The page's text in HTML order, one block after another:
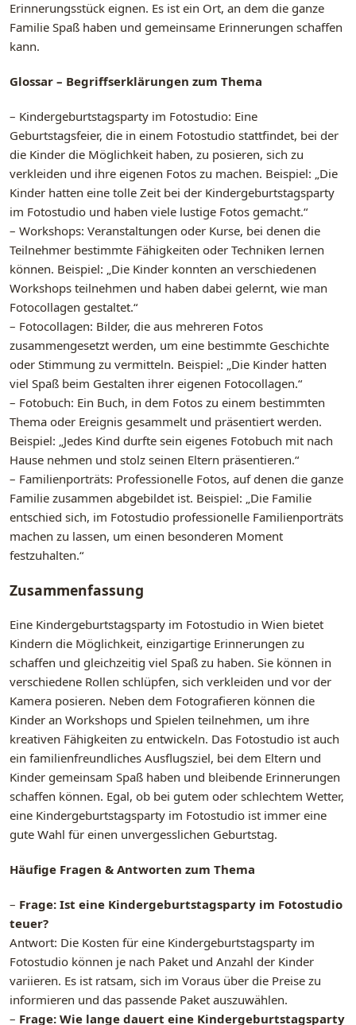
Erinnerungsstück eignen. Es ist ein Ort, an dem die ganze
Familie Spaß haben und gemeinsame Erinnerungen schaffen
kann.
Glossar – Begriffserklärungen zum Thema
– Kindergeburtstagsparty im Fotostudio: Eine
Geburtstagsfeier, die in einem Fotostudio stattfindet, bei der
die Kinder die Möglichkeit haben, zu posieren, sich zu
verkleiden und ihre eigenen Fotos zu machen. Beispiel: „Die
Kinder hatten eine tolle Zeit bei der Kindergeburtstagsparty
im Fotostudio und haben viele lustige Fotos gemacht.“
– Workshops: Veranstaltungen oder Kurse, bei denen die
Teilnehmer bestimmte Fähigkeiten oder Techniken lernen
können. Beispiel: „Die Kinder konnten an verschiedenen
Workshops teilnehmen und haben dabei gelernt, wie man
Fotocollagen gestaltet.“
– Fotocollagen: Bilder, die aus mehreren Fotos
zusammengesetzt werden, um eine bestimmte Geschichte
oder Stimmung zu vermitteln. Beispiel: „Die Kinder hatten
viel Spaß beim Gestalten ihrer eigenen Fotocollagen.“
– Fotobuch: Ein Buch, in dem Fotos zu einem bestimmten
Thema oder Ereignis gesammelt und präsentiert werden.
Beispiel: „Jedes Kind durfte sein eigenes Fotobuch mit nach
Hause nehmen und stolz seinen Eltern präsentieren.“
– Familienporträts: Professionelle Fotos, auf denen die ganze
Familie zusammen abgebildet ist. Beispiel: „Die Familie
entschied sich, im Fotostudio professionelle Familienporträts
machen zu lassen, um einen besonderen Moment
festzuhalten.“
Zusammenfassung
Eine Kindergeburtstagsparty im Fotostudio in Wien bietet
Kindern die Möglichkeit, einzigartige Erinnerungen zu
schaffen und gleichzeitig viel Spaß zu haben. Sie können in
verschiedene Rollen schlüpfen, sich verkleiden und vor der
Kamera posieren. Neben dem Fotografieren können die
Kinder an Workshops und Spielen teilnehmen, um ihre
kreativen Fähigkeiten zu entwickeln. Das Fotostudio ist auch
ein familienfreundliches Ausflugsziel, bei dem Eltern und
Kinder gemeinsam Spaß haben und bleibende Erinnerungen
schaffen können. Egal, ob bei gutem oder schlechtem Wetter,
eine Kindergeburtstagsparty im Fotostudio ist immer eine
gute Wahl für einen unvergesslichen Geburtstag.
Häufige Fragen & Antworten zum Thema
– Frage: Ist eine Kindergeburtstagsparty im Fotostudio
teuer?
Antwort: Die Kosten für eine Kindergeburtstagsparty im
Fotostudio können je nach Paket und Anzahl der Kinder
variieren. Es ist ratsam, sich im Voraus über die Preise zu
informieren und das passende Paket auszuwählen.
– Frage: Wie lange dauert eine Kindergeburtstagsparty